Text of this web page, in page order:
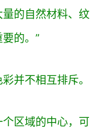
的自然材料、纹
的。”
并不相互排斥。
区域的中心，可